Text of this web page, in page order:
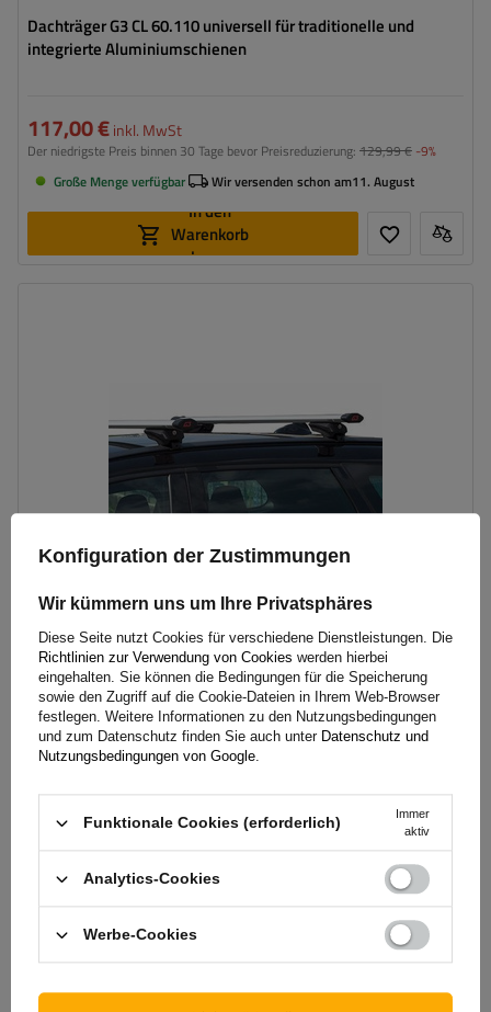
Dachträger G3 CL 60.110 universell für traditionelle und
integrierte Aluminiumschienen
117,00 €inkl. MwSt
Der niedrigste Preis binnen 30 Tage bevor Preisreduzierung: 129,99 € -9%
Große Menge verfügbar
Wir versenden schon am11. August
In den
Warenkorb
legen
G3 Airflow 60.210 Dachträger für traditionelle und integrierte
Aluminiumschienen
149,99 €inkl. MwSt
In den
legen
Konfiguration der Zustimmungen
Wir kümmern uns um Ihre Privatsphäres
Diese Seite nutzt Cookies für verschiedene Dienstleistungen. Die
Richtlinien zur Verwendung von Cookies werden hierbei
eingehalten. Sie können die Bedingungen für die Speicherung
sowie den Zugriff auf die Cookie-Dateien in Ihrem Web-Browser
festlegen. Weitere Informationen zu den Nutzungsbedingungen
und zum Datenschutz finden Sie auch unter Datenschutz und
Nutzungsbedingungen von Google.
Funktionale Cookies (erforderlich)
Immer
aktiv
Analytics-Cookies
Werbe-Cookies